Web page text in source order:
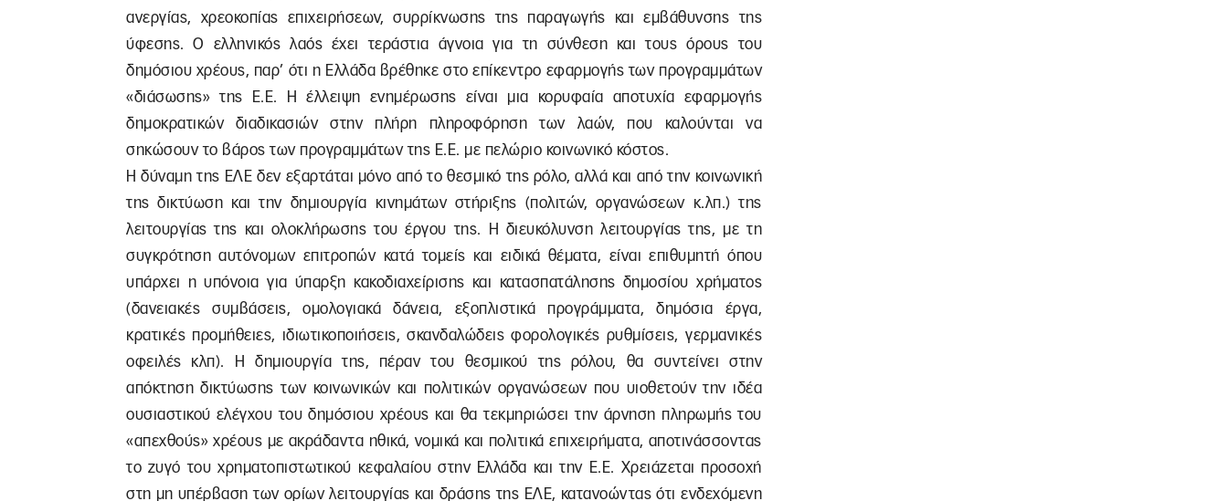
ανεργίας, χρεοκοπίας επιχειρήσεων, συρρίκνωσης της παραγωγής και εμβάθυνσης της
ύφεσης. Ο ελληνικός λαός έχει τεράστια άγνοια για τη σύνθεση και τους όρους του
δημόσιου χρέους, παρ’ ότι η Ελλάδα βρέθηκε στο επίκεντρο εφαρμογής των προγραμμάτων
«διάσωσης» της Ε.Ε. Η έλλειψη ενημέρωσης είναι μια κορυφαία αποτυχία εφαρμογής
δημοκρατικών διαδικασιών στην πλήρη πληροφόρηση των λαών, που καλούνται να
σηκώσουν το βάρος των προγραμμάτων της Ε.Ε. με πελώριο κοινωνικό κόστος.
Η δύναμη της ΕΛΕ δεν εξαρτάται μόνο από το θεσμικό της ρόλο, αλλά και από την κοινωνική
της δικτύωση και την δημιουργία κινημάτων στήριξης (πολιτών, οργανώσεων κ.λπ.) της
λειτουργίας της και ολοκλήρωσης του έργου της. Η διευκόλυνση λειτουργίας της, με τη
συγκρότηση αυτόνομων επιτροπών κατά τομείς και ειδικά θέματα, είναι επιθυμητή όπου
υπάρχει η υπόνοια για ύπαρξη κακοδιαχείρισης και κατασπατάλησης δημοσίου χρήματος
(δανειακές συμβάσεις, ομολογιακά δάνεια, εξοπλιστικά προγράμματα, δημόσια έργα,
κρατικές προμήθειες, ιδιωτικοποιήσεις, σκανδαλώδεις φορολογικές ρυθμίσεις, γερμανικές
οφειλές κλπ). Η δημιουργία της, πέραν του θεσμικού της ρόλου, θα συντείνει στην
απόκτηση δικτύωσης των κοινωνικών και πολιτικών οργανώσεων που υιοθετούν την ιδέα
ουσιαστικού ελέγχου του δημόσιου χρέους και θα τεκμηριώσει την άρνηση πληρωμής του
«απεχθούς» χρέους με ακράδαντα ηθικά, νομικά και πολιτικά επιχειρήματα, αποτινάσσοντας
το ζυγό του χρηματοπιστωτικού κεφαλαίου στην Ελλάδα και την Ε.Ε. Χρειάζεται προσοχή
στη μη υπέρβαση των ορίων λειτουργίας και δράσης της ΕΛΕ, κατανοώντας ότι ενδεχόμενη